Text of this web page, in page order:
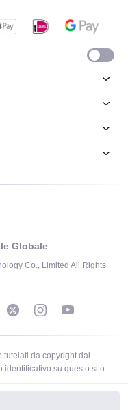
Globale
Co., Limited All Rights
tutelati da copyright dai
identificativo su questo sito.